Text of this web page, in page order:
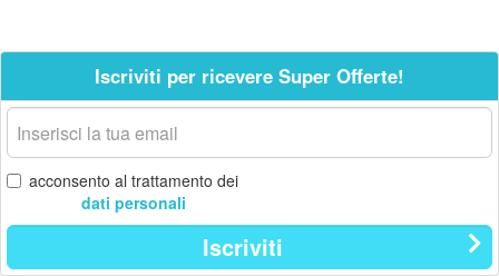
Iscriviti per ricevere Super Offerte!
La
tua
email
acconsento al trattamento dei
dati personali
Iscriviti